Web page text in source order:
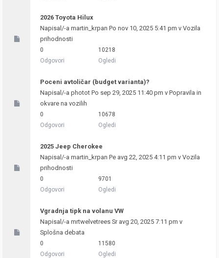
2026 Toyota Hilux
Napisal/-a martin_krpan Po nov 10, 2025 5:41 pm v Vozila
prihodnosti
0
Odgovori
10218
Ogledi
Poceni avtoličar (budget varianta)?
Napisal/-a photot Po sep 29, 2025 11:40 pm v Popravila in
okvare na vozilih
0
Odgovori
10678
Ogledi
2025 Jeep Cherokee
Napisal/-a martin_krpan Pe avg 22, 2025 4:11 pm v Vozila
prihodnosti
0
Odgovori
9701
Ogledi
Vgradnja tipk na volanu VW
Napisal/-a mrtwelvetrees Sr avg 20, 2025 7:11 pm v
Splošna debata
0
Odgovori
11580
Ogledi